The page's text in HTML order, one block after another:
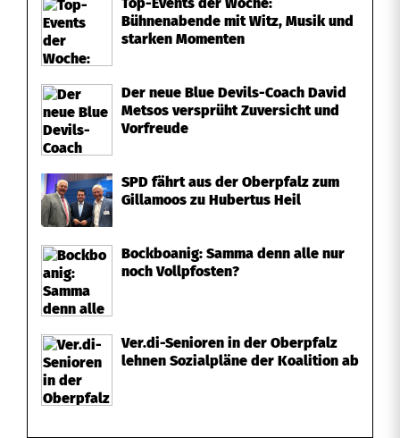
m
M
Bühnenabende mit Witz, Musik und
starken Momenten
Der neue Blue Devils-Coach David
Metsos versprüht Zuversicht und
Vorfreude
SPD fährt aus der Oberpfalz zum
Gillamoos zu Hubertus Heil
Bockboanig: Samma denn alle nur
noch Vollpfosten?
Ver.di-Senioren in der Oberpfalz
lehnen Sozialpläne der Koalition ab